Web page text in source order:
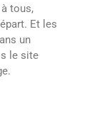
tous,
Et les
un
le site